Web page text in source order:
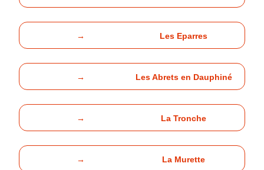
→ Les Eparres
→ Les Abrets en Dauphiné
→ La Tronche
→ La Murette